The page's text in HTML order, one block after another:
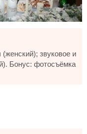
звуковое и
Бонус: фотосъёмка